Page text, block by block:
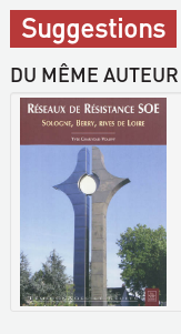
Suggestions
DU MÊME AUTEUR